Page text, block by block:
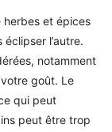
herbes et épices
l’autre.
notamment
goût. Le
qui peut
peut être trop